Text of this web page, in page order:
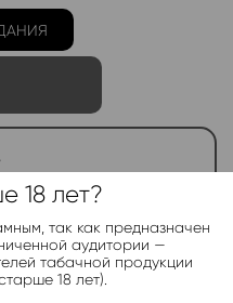
день!
18 лет?
так как предназначен
аудитории —
табачной продукции
18 лет).